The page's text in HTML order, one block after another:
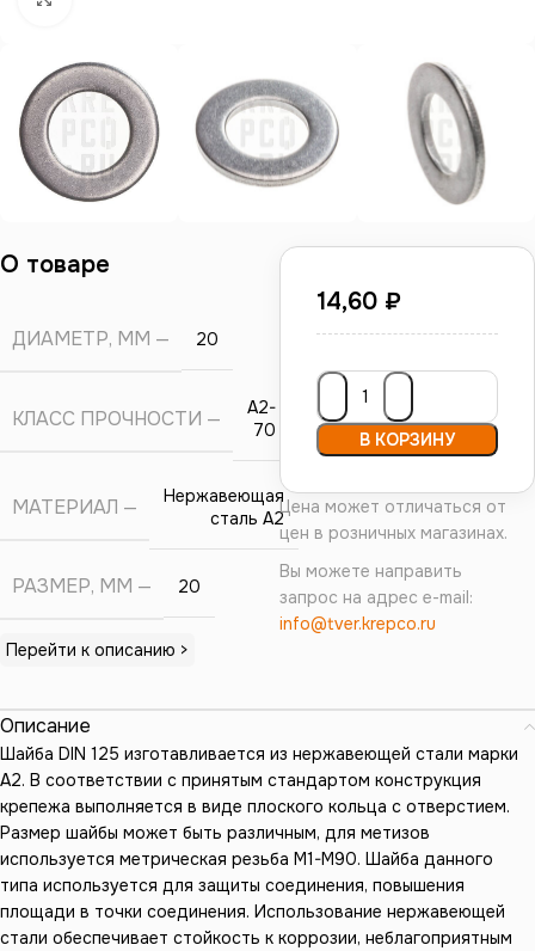
14,60 ₽
В КОРЗИНУ
Цена может отличаться от
цен в розничных магазинах.
Вы можете направить
запрос на адрес e-mail:
info@tver.krepco.ru
О товаре
ДИАМЕТР, ММ 20
КЛАСС ПРОЧНОСТИ
А2-
70
МАТЕРИАЛ
Нержавеющая
сталь А2
РАЗМЕР, ММ 20
Перейти к описанию >
Описание
Шайба DIN 125 изготавливается из нержавеющей стали марки
А2. В соответствии с принятым стандартом конструкция
крепежа выполняется в виде плоского кольца с отверстием.
Размер шайбы может быть различным, для метизов
используется метрическая резьба М1-М90. Шайба данного
типа используется для защиты соединения, повышения
площади в точки соединения. Использование нержавеющей
стали обеспечивает стойкость к коррозии, неблагоприятным